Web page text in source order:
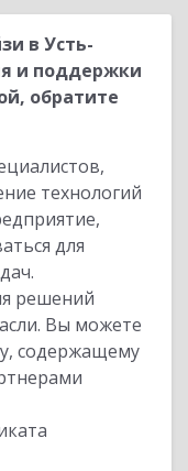
в Усть-
и поддержки
обратите
технологий
для
решений
Вы можете
содержащему